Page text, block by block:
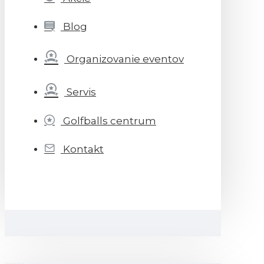
Blog
Organizovanie eventov
Servis
Golfballs centrum
Kontakt